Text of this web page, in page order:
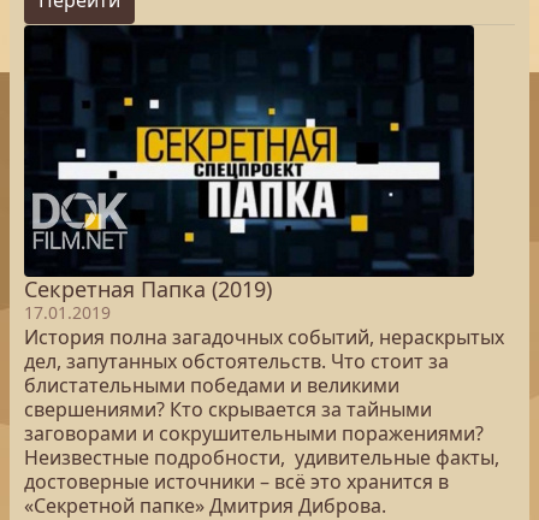
Секретная Папка (2019)
17.01.2019
История полна загадочных событий, нераскрытых
дел, запутанных обстоятельств. Что стоит за
блистательными победами и великими
свершениями? Кто скрывается за тайными
заговорами и сокрушительными поражениями?
Неизвестные подробности, удивительные факты,
достоверные источники – всё это хранится в
«Секретной папке» Дмитрия Диброва.